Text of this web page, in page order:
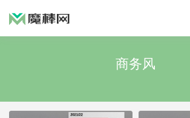
商务风